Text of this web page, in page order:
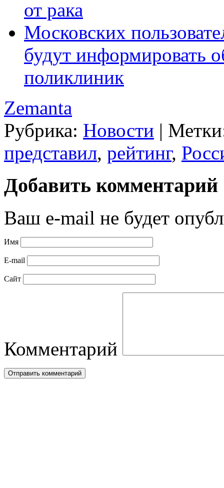
от рака
Московских
будут информировать
поликлиник
Zemanta
Рубрика: Новости |
представил, рейтинг,
Добавить комментарий
Ваш e-mail не будет
Имя
E-mail
Сайт
Комментарий